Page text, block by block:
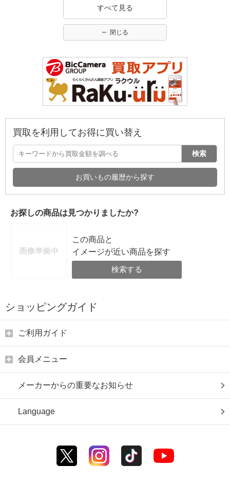
すべて見る
閉じる
買取を利用してお得に買い替え
検索
お買いもの履歴から探す
お探しの商品は見つかりましたか?
この商品と
イメージが近い商品を探す
検索する
ショッピングガイド
ご利用ガイド
会員メニュー
メーカーからの重要なお知らせ
Language